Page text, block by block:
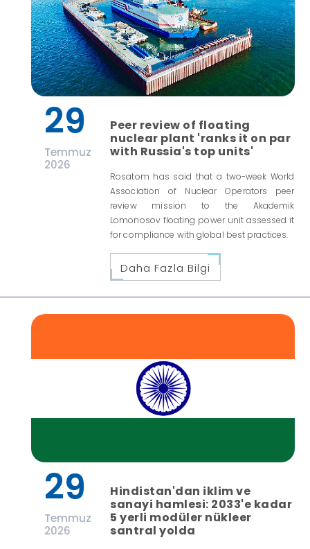
29
Temmuz
2026
Peer review of floating
nuclear plant 'ranks it on par
with Russia's top units'
Rosatom has said that a two-week World
Association of Nuclear Operators peer
review mission to the Akademik
Lomonosov floating power unit assessed it
for compliance with global best practices.
Daha Fazla Bilgi
29
Temmuz
2026
Hindistan'dan iklim ve
sanayi hamlesi: 2033'e kadar
5 yerli modüler nükleer
santral yolda